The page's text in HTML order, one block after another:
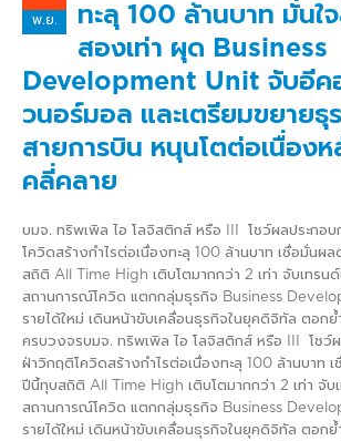
พ.ย.
ทะลุ 100 ล้านบาท มั่นใ
สองเท่า ผุด Business
Development Unit จับอีค
วนอร์มอล และเตรียมขยายธุ
สายการบิน หนุนโตต่อเนื่องห
คลี่คลาย
บมจ. ทริพเพิล ไอ โลจิสติกส์ หรือ III โชว์ผลประกอ
โควิดสร้างกำไรต่อเนื่องทะลุ 100 ล้านบาท เชื่อมั่นผ
สถิติ All Time High เติบโตมากกว่า 2 เท่า จับเทรน
สถานการณ์โควิด แตกกลุ่มธุรกิจ Business
รายได้ใหม่ เดินหน้าขับเคลื่อนธุรกิจในยุคดิจิทัล ตอกย้
ครบวงจรบมจ. ทริพเพิล ไอ โลจิสติกส์ หรือ III โชว์
ฝ่าวิกฤติโควิดสร้างกำไรต่อเนื่องทะลุ 100 ล้านบาท
ปีนี้ทุบสถิติ All Time High เติบโตมากกว่า 2 เท่า จับ
สถานการณ์โควิด แตกกลุ่มธุรกิจ Business
รายได้ใหม่ เดินหน้าขับเคลื่อนธุรกิจในยุคดิจิทัล ตอกย้